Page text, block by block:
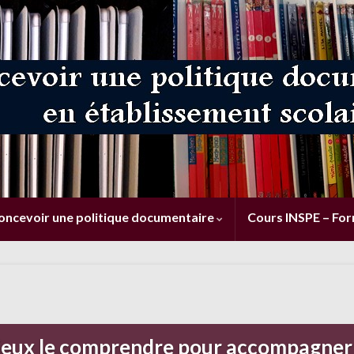
une politique documentaire Cours INSPE –
le comprendre pour